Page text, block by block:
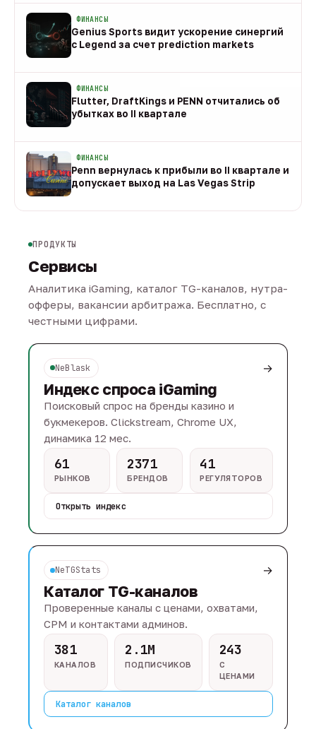
ФИНАНСЫ
Genius Sports видит ускорение синергий
с Legend за счет prediction markets
ФИНАНСЫ
Flutter, DraftKings и PENN отчитались об
убытках во II квартале
ФИНАНСЫ
Penn вернулась к прибыли во II квартале и
допускает выход на Las Vegas Strip
ПРОДУКТЫ
Сервисы
Аналитика iGaming, каталог TG-каналов, нутра-
офферы, вакансии арбитража. Бесплатно, с
честными цифрами.
NeBlask →
Индекс спроса iGaming
Поисковый спрос на бренды казино и
букмекеров. Clickstream, Chrome UX,
динамика 12 мес.
61
РЫНКОВ
2371
БРЕНДОВ
41
РЕГУЛЯТОРОВ
Открыть индекс
NeTGStats →
Каталог TG-каналов
Проверенные каналы с ценами, охватами,
CPM и контактами админов.
381
КАНАЛОВ
2.1M
ПОДПИСЧИКОВ
243
С
ЦЕНАМИ
Каталог каналов